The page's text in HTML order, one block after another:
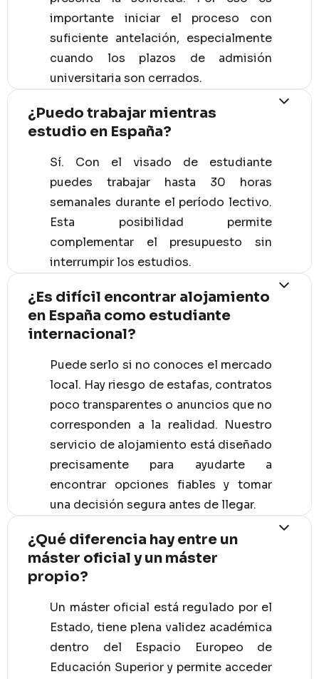
importante iniciar el proceso con
suficiente antelación, especialmente
cuando los plazos de admisión
universitaria son cerrados.
¿Puedo trabajar mientras
estudio en España?
Sí. Con el visado de estudiante
puedes trabajar hasta 30 horas
semanales durante el período lectivo.
Esta posibilidad permite
complementar el presupuesto sin
interrumpir los estudios.
¿Es difícil encontrar alojamiento
en España como estudiante
internacional?
Puede serlo si no conoces el mercado
local. Hay riesgo de estafas, contratos
poco transparentes o anuncios que no
corresponden a la realidad. Nuestro
servicio de alojamiento está diseñado
precisamente para ayudarte a
encontrar opciones fiables y tomar
una decisión segura antes de llegar.
¿Qué diferencia hay entre un
máster oficial y un máster
propio?
Un máster oficial está regulado por el
Estado, tiene plena validez académica
dentro del Espacio Europeo de
Educación Superior y permite acceder